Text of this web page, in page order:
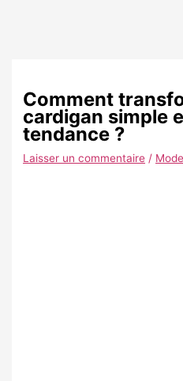
Comment
cardigan simple
tendance ?
Laisser un commentaire / Mode